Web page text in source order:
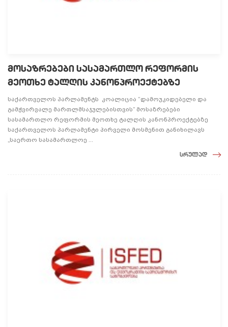
მოსაზრებები სასამართლო რეფორმის
მეოთხე ტალღის კანონპროექტებზე
საქართველოს პარლამენტს კოალიცია “დამოუკიდებელი და
გამჭვირვალე მართლმსაჯულებისთვის” მოსაზრებები
სასამართლო რეფორმის მეოთხე ტალღის კანონპროექტებზე
საქართველოს პარლამენტი პირველი მოსმენით განიხილავს
„საერთო სასამართლოე ...
სრულად